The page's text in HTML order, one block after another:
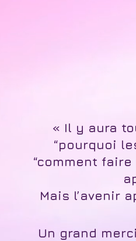
« Il y aura
“pourquoi
“comment
Mais l’avenir
Un grand